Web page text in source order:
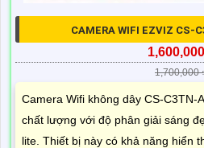
CAMERA WIFI EZVIZ CS-
1,700,000
Camera Wifi không dây CS-C3TN-
chất lượng với độ phân giải sáng
lite. Thiết bị này có khả năng hiển